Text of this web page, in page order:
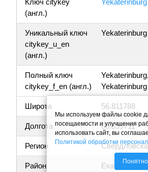
Ключ citykey
(англ.)
Yekaterinburg
Уникальный ключ
citykey_u_en
(англ.)
Yekaterinburg
Полный ключ
citykey_f_en (англ.)
Yekaterinburg
Широта 56.811788
Долгота 60.599711
Регион
Район Екатеринбург
Мы используем файлы cookie
посещаемости и улучшения
использовать сайт, вы
Политикой обработки
Понятно